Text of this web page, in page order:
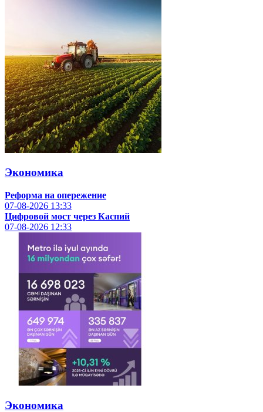
Экономика
Реформа на опережение
07-08-2026 13:33
Цифровой мост через Каспий
07-08-2026 12:33
Экономика